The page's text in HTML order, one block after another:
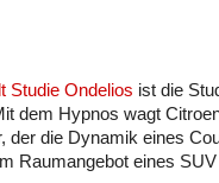
Studie Ondelios ist die
dem Hypnos wagt
der die Dynamik eines
Raumangebot eines SUV